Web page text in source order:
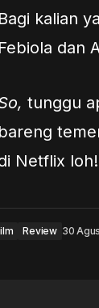
Bagi kalian
Febiola dan
tunggu
bareng
Netflix
Review 30